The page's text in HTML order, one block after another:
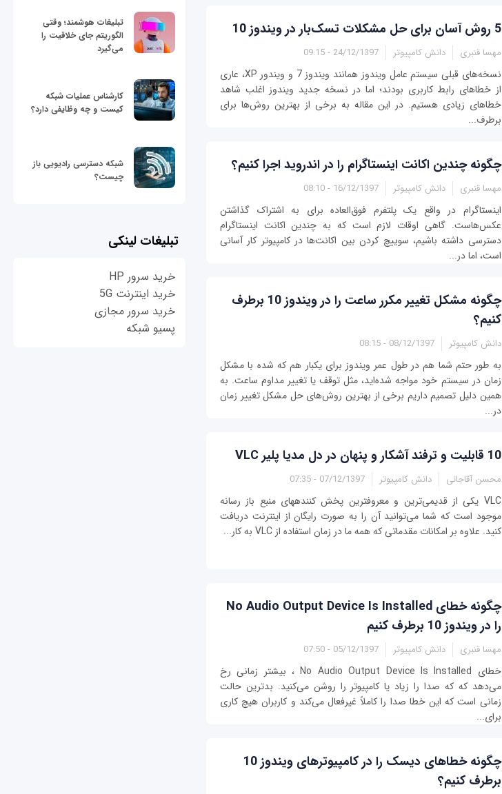
5 روش آسان برای حل مشکلات تسک‌بار در ویندوز 10
مهسا قنبری دانش کامپیوتر 24/12/1397 - 09:15
نسخه‌های قبلی سیستم عامل ویندوز همانند ویندوز 7 و ویندور XP، عاری
از خطاهای رابط کاربری بودند؛ اما در نسخه جدید ویندوز اغلب شاهد
خطاهای زیادی هستیم. در این مقاله به برخی از بهترین روش‌ها برای
برطرف...
چگونه چندین اکانت اینستاگرام را در اندروید اجرا کنیم؟
مهسا قنبری دانش کامپیوتر 16/12/1397 - 08:10
اینستاگرام در واقع یک پلتفرم فوق‌العاده برای به اشتراک گذاشتن
عکس‌هاست. گاهی اوقات لازم است که به چندین اکانت اینستاگرام
دسترسی داشته باشیم، سوییچ کردن بین اکانت‌ها در کامپیوتر کار آسانی
است، اما در...
چگونه مشکل تغییر مکرر ساعت را در ویندوز 10 برطرف
کنیم؟
دانش کامپیوتر 08/12/1397 - 08:15
به طور حتم شما هم در طول عمر ویندوز برای یکبار هم که شده با مشکل
زمان در سیستم خود مواجه شده‌اید، مثل توقف یا تغییر مداوم ساعت. به
همین دلیل تصمیم داریم برخی از بهترین روش‌های حل مشکل تغییر زمان
در...
10 قابلیت و ترفند آشکار و پنهان در دل مدیا پلیر VLC
محسن آقاجانی دانش کامپیوتر 07/12/1397 - 07:35
VLC یکی از قدیمی‌ترین و معروفترین پخش کنندههای منبع باز رسانه
موجود است که شما می‌توانید آن را به صورت رایگان از اینترنت دریافت
کنید. علاوه بر امکانات مقدماتی که همه ما در زمان استفاده از VLC به کار...
چگونه خطای No Audio Output Device Is Installed
را در ویندوز 10 برطرف کنیم
مهسا قنبری دانش کامپیوتر 05/12/1397 - 07:50
خطای No Audio Output Device Is Installed ، بیشتر زمانی رخ
می‌دهد که که صدا را زیاد یا کامپیوتر را روشن می‌کنید. بدترین حالت
زمانی است که این خطا صدا را کاملاً غیرفعال می‌کند و کاربران هیچ کاری
برای...
چگونه خطاهای دیسک را در کامپیوترهای ویندوز 10
برطرف کنیم؟
تبلیغات هوشمند؛ وقتی
الگوریتم جای خلاقیت را
می‌گیرد
کارشناس عملیات شبکه
کیست و چه وظایفی دارد؟
شبکه دسترسی رادیویی باز
چیست؟
تبلیغات لینکی
خرید سرور HP
خرید اینترنت 5G
خرید سرور مجازی
پسیو شبکه